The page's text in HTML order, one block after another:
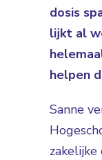
dosis
lijkt al
helpen
Sanne